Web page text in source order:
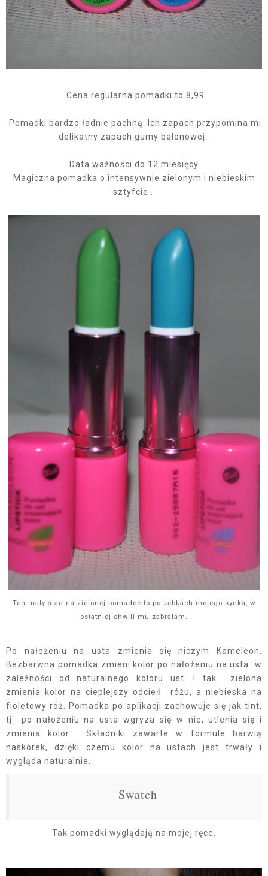
Cena regularna pomadki to 8,99
Pomadki bardzo ładnie pachną. Ich zapach przypomina mi
delikatny zapach gumy balonowej.
Data ważności do 12 miesięcy
Magiczna pomadka o intensywnie zielonym i niebieskim
sztyfcie .
Ten mały ślad na zielonej pomadce to po ząbkach mojego synka, w
ostatniej chwili mu zabrałam.
Po nałożeniu na usta zmienia się niczym Kameleon.
Bezbarwna pomadka zmieni kolor po nałożeniu na usta w
zależności od naturalnego koloru ust. I tak zielona
zmienia kolor na cieplejszy odcień różu, a niebieska na
fioletowy róż. Pomadka po aplikacji zachowuje się jak tint,
tj po nałożeniu na usta wgryza się w nie, utlenia się i
zmienia kolor. Składniki zawarte w formule barwią
naskórek, dzięki czemu kolor na ustach jest trwały i
wygląda naturalnie.
Swatch
Tak pomadki wyglądają na mojej ręce.